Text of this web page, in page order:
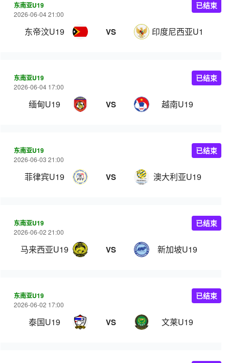
东南亚U19
2026-06-04 21:00
东帝汶U19 VS 印度尼西亚U19
已结束
东南亚U19
2026-06-04 17:00
缅甸U19 VS 越南U19
已结束
东南亚U19
2026-06-03 21:00
菲律宾U19 VS 澳大利亚U19
已结束
东南亚U19
2026-06-02 21:00
马来西亚U19 VS 新加坡U19
已结束
东南亚U19
2026-06-02 17:00
泰国U19 VS 文莱U19
已结束